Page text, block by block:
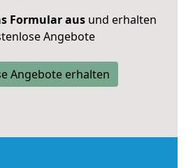
Formular ausund erhalten
Angebote
Angebote erhalten